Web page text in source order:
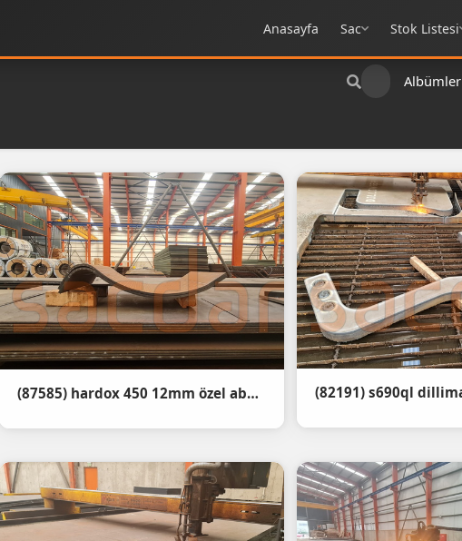
Anasayfa Sac Stok Listesi
Albümler
(87585) hardox 450 12mm özel abkant büküm - Hardox 450 steel bending